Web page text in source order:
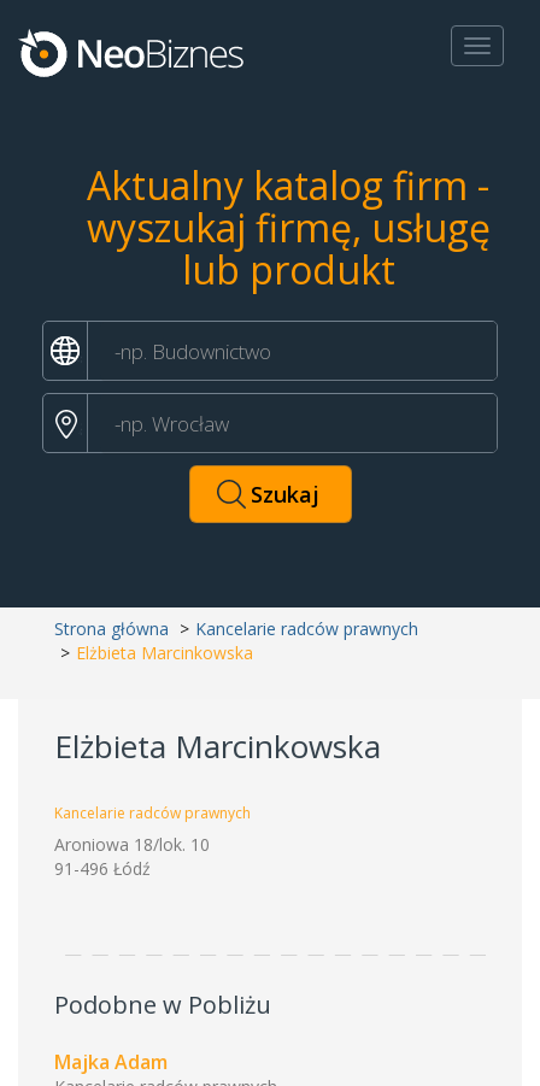
Toggle
Aktualny katalog firm -
wyszukaj firmę, usługę
lub produkt
Strona główna
Kancelarie radców prawnych
Elżbieta Marcinkowska
Elżbieta Marcinkowska
Kancelarie radców prawnych
Aroniowa 18/lok. 10
91-496 Łódź
Podobne w Pobliżu
Majka Adam